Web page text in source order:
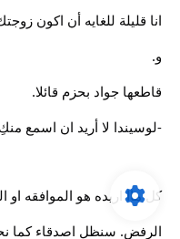
انا قليلة للغايه أن اكون
و.
قاطعها جواد بحزم قائلا.
-لوسيندا لا أريد ان اسمع
كل ماا اريده هو الموافقه
الرفض. سنظل اصدقاء كما